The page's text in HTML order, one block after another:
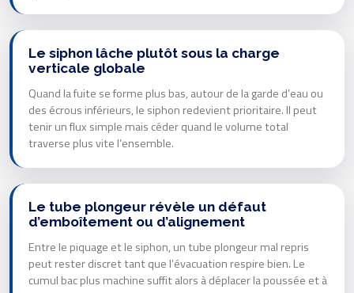
Le siphon lâche plutôt sous la charge
verticale globale
Quand la fuite se forme plus bas, autour de la garde d’eau ou
des écrous inférieurs, le siphon redevient prioritaire. Il peut
tenir un flux simple mais céder quand le volume total
traverse plus vite l’ensemble.
Le tube plongeur révèle un défaut
d’emboîtement ou d’alignement
Entre le piquage et le siphon, un tube plongeur mal repris
peut rester discret tant que l’évacuation respire bien. Le
cumul bac plus machine suffit alors à déplacer la poussée et à